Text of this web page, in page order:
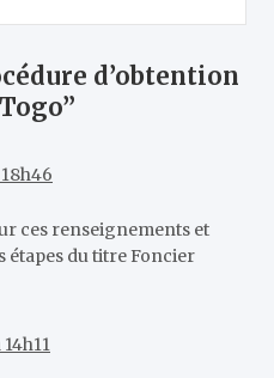
d’obtention
”
ces renseignements et
du titre Foncier